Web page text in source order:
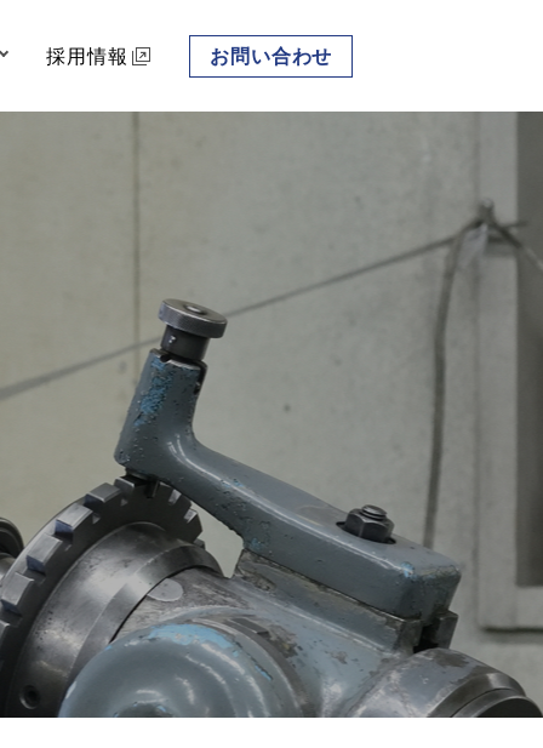
採用情報 お問い合わせ